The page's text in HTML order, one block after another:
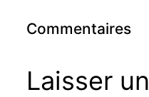
Commentaires
Laisser un